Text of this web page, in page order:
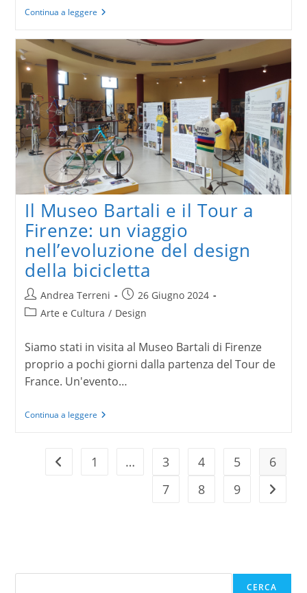
Continua a leggereTapisserie
Il Museo Bartali e il Tour a
Firenze: un viaggio
nell’evoluzione del design
della bicicletta
Autore
dell'articolo:
Andrea Terreni
Articolo
pubblicato:
26 Giugno 2024
Categoria
Arte e Cultura / Design
Siamo stati in visita al Museo Bartali di Firenze
proprio a pochi giorni dalla partenza del Tour de
France. Un'evento…
Continua a leggereIl
Vai alla pagina precedente
1 … 3 4 5
6
7
8 9 Vai alla
CERCA